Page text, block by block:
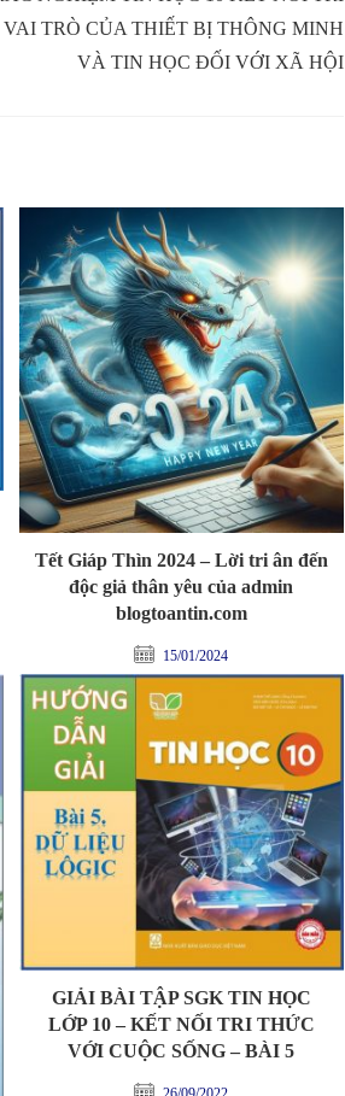
TRÒ CỦA THIẾT BỊ THÔNG MINH
VÀ TIN HỌC ĐỐI VỚI XÃ HỘI
Tết Giáp Thìn 2024 – Lời tri ân đến
độc giả thân yêu của admin
blogtoantin.com
15/01/2024
GIẢI BÀI TẬP SGK TIN HỌC
LỚP 10 – KẾT NỐI TRI THỨC
VỚI CUỘC SỐNG – BÀI 5